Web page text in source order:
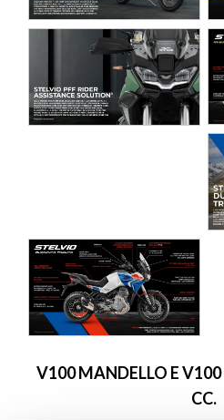
V100 MANDELLO E V100
CC.